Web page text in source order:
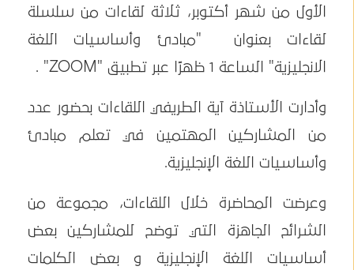
الأول من شهر أكتوبر، ثلاثة لقاءات من سلسلة
لقاءات بعنوان "مبادئ وأساسيات اللغة
الانجليزية" الساعة 1 ظهرًا عبر تطبيق "ZOOM" .
وأدارت الأستاذة آية الطريفي اللقاءات بحضور عدد
من المشاركين المهتمين في تعلم مبادئ
وأساسيات اللغة الإنجليزية.
وعرضت المحاضرة خلال اللقاءات، مجموعة من
الشرائح الجاهزة التي توضح للمشاركين بعض
أساسيات اللغة الإنجليزية و بعض الكلمات